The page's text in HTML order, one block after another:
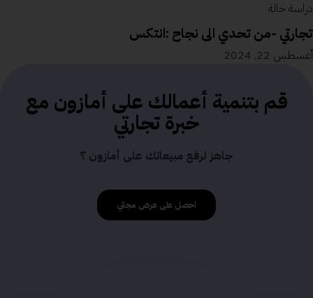
دراسة حالة
تجارتي -من تحدي الى نجاح :انتكس
أغسطس 22, 2024
قم بتنمية أعمالك على أمازون مع
خبرة تجارتي
جاهز لرفع مبيعاتك على أمازون ؟
احصل على عرض مجاني